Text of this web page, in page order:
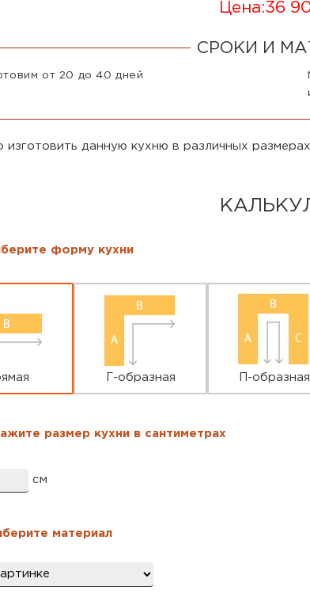
Цена:36
СРОКИ И
от 20 до 40 дней
изготовить данную кухню в различных
форму кухни
кухни*
Г-образная П-образная
размер кухни в сантиметрах
см
материал
*